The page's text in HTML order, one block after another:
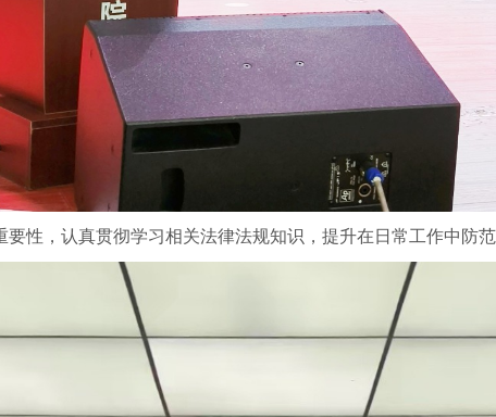
性，认真贯彻学习相关法律法规知识，提升在日常工作中防